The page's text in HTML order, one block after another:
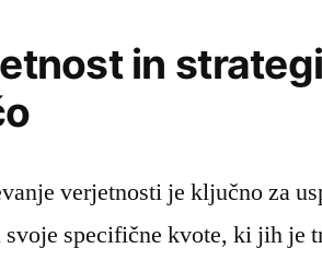
in
verjetnosti je ključno za
svoje specifične kvote, ki jih je